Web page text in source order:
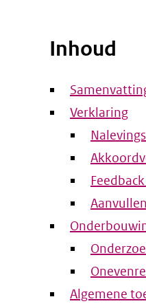
Inhoud
Verklaring
Algemene